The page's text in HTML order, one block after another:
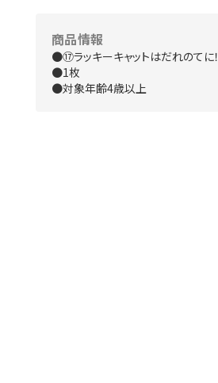
商品情報
●⑰ラッキーキャットはだれのてに！
●1枚
●対象年齢4歳以上